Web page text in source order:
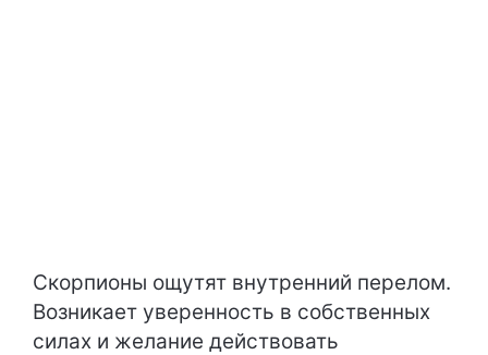
Скорпионы ощутят внутренний перелом.
Возникает уверенность в собственных
силах и желание действовать